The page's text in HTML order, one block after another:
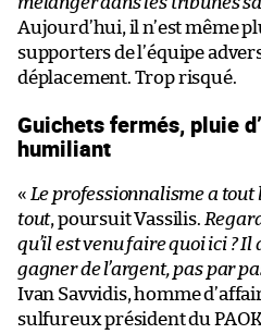
Aujourd’hui, il n’est même
supporters de l’équipe
déplacement. Trop risqué.
Guichets fermés, pluie
humiliant
« Le professionnalisme a tout
tout, poursuit Vassilis.
qu’il est venu faire quoi ici ? Il
gagner de l’argent, pas par
Ivan Savvidis, homme
sulfureux président du